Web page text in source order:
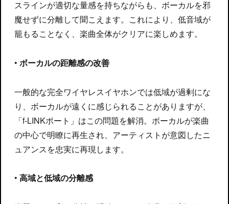
スラインが適切な量感を持ちながらも、ボーカルを邪
魔せずに分離して聞こえます。これにより、低音域が
籠もることなく、楽曲全体がクリアに楽しめます。
• ボーカルの距離感の改善
一般的な完全ワイヤレスイヤホンでは低域が過剰にな
り、ボーカルが遠くに感じられることがありますが、
「f-LINKポート」はこの問題を解消。ボーカルが楽曲
の中心で明瞭に再生され、アーティストが意図したニ
ュアンスを忠実に再現します。
• 高域と低域の分離感